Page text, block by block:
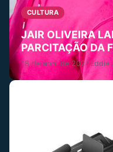
CULTURA
JAIR OLIVEIRA
PARCITAÇÃO DA
18 de abril de 2024Eddie